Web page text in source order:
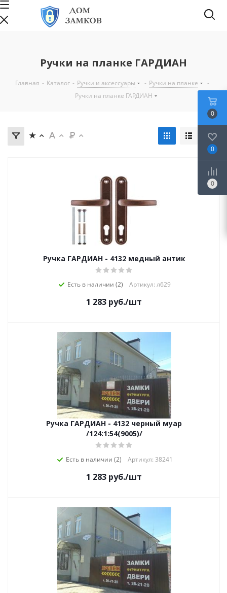
Ручки на планке ГАРДИАН
Главная - Каталог - Ручки и аксессуары - Ручки на планке
-
Ручки на планке ГАРДИАН
Ручка ГАРДИАН - 4132 медный антик
Есть в наличии (2) Артикул: л629
1 283 руб./шт
Ручка ГАРДИАН - 4132 черный муар
/124:1:54(9005)/
Есть в наличии (2) Артикул: 38241
1 283 руб./шт
0
0
0